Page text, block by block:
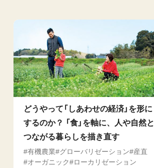
どうやって「しあわせの経済」を形に
するのか？ 「食」を軸に、人や自然と
つながる暮らしを描き直す
有機農業 グローバリゼーション
産直
オーガニック
ローカリゼーション